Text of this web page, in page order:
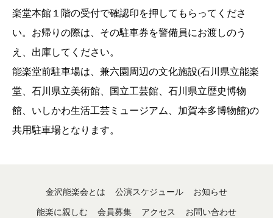
楽堂本館１階の受付で確認印を押してもらってくださ
い。お帰りの際は、その駐車券を警備員にお渡しのう
え、出庫してください。
能楽堂前駐車場は、兼六園周辺の文化施設(石川県立能楽
堂、石川県立美術館、国立工芸館、石川県立歴史博物
館、いしかわ生活工芸ミュージアム、加賀本多博物館)の
共用駐車場となります。
金沢能楽会とは 公演スケジュール お知らせ
能楽に親しむ 会員募集 アクセス お問い合わせ